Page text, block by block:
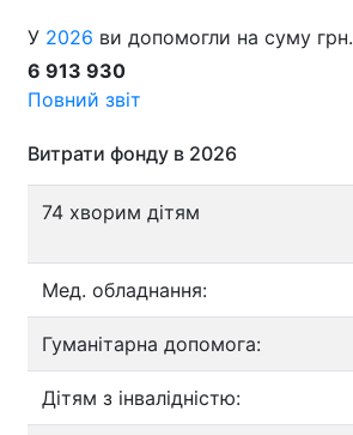
У 2026 ви допомогли на суму грн.
6 913 930
Повний звіт
Витрати фонду в 2026
74 хворим дітям
Мед. обладнання:
Гуманітарна допомога:
Дітям з інвалідністю: